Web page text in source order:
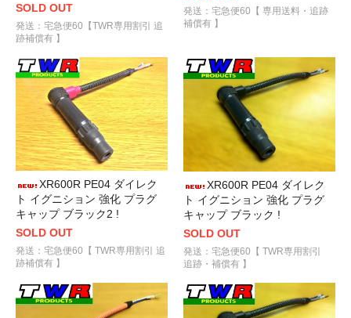
SOLD OUT
発送：宅急便60【TWR専用割引 追
跡補償有 】
発送：宅急便60【 専用送料・追跡
補償有 】
XR600R PE04 ダイレク
ト イグニション 強化 プラグ
キャップ ブラック2 !
SOLD OUT
発送：宅急便60【 TWR専用割引 追
跡補償有 】
XR600R PE04 ダイレク
ト イグニション 強化 プラグ
キャップ ブラック !
SOLD OUT
発送：宅急便60【 TWR専用割引
追跡・補償有 】